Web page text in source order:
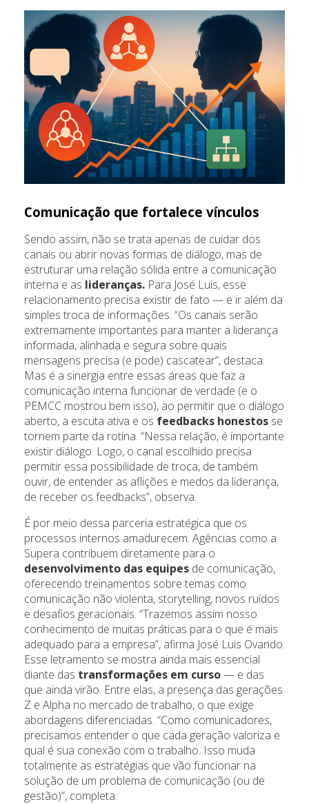
Comunicação que fortalece vínculos
Sendo assim, não se trata apenas de cuidar dos
canais ou abrir novas formas de diálogo, mas de
estruturar uma relação sólida entre a comunicação
interna e as lideranças. Para José Luis, esse
relacionamento precisa existir de fato — e ir além da
simples troca de informações. “Os canais serão
extremamente importantes para manter a liderança
informada, alinhada e segura sobre quais
mensagens precisa (e pode) cascatear”, destaca.
Mas é a sinergia entre essas áreas que faz a
comunicação interna funcionar de verdade (e o
PEMCC mostrou bem isso), ao permitir que o diálogo
aberto, a escuta ativa e os feedbacks honestos se
tornem parte da rotina. “Nessa relação, é importante
existir diálogo. Logo, o canal escolhido precisa
permitir essa possibilidade de troca, de também
ouvir, de entender as aflições e medos da liderança,
de receber os feedbacks”, observa.
É por meio dessa parceria estratégica que os
processos internos amadurecem. Agências como a
Supera contribuem diretamente para o
desenvolvimento das equipes de comunicação,
oferecendo treinamentos sobre temas como
comunicação não violenta, storytelling, novos ruídos
e desafios geracionais. “Trazemos assim nosso
conhecimento de muitas práticas para o que é mais
adequado para a empresa”, afirma José Luis Ovando.
Esse letramento se mostra ainda mais essencial
diante das transformações em curso— e das
que ainda virão. Entre elas, a presença das gerações
Z e Alpha no mercado de trabalho, o que exige
abordagens diferenciadas. “Como comunicadores,
precisamos entender o que cada geração valoriza e
qual é sua conexão com o trabalho. Isso muda
totalmente as estratégias que vão funcionar na
solução de um problema de comunicação (ou de
gestão)”, completa.